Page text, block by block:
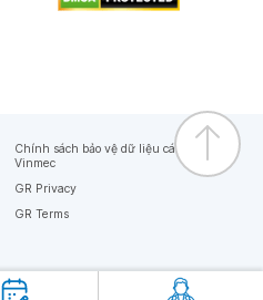
Chính sách bảo vệ dữ liệu cá nhân của
Vinmec
GR Privacy
GR Terms